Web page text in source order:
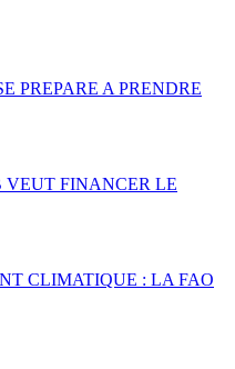
PREPARE A PRENDRE
FINANCER LE
CLIMATIQUE : LA FAO